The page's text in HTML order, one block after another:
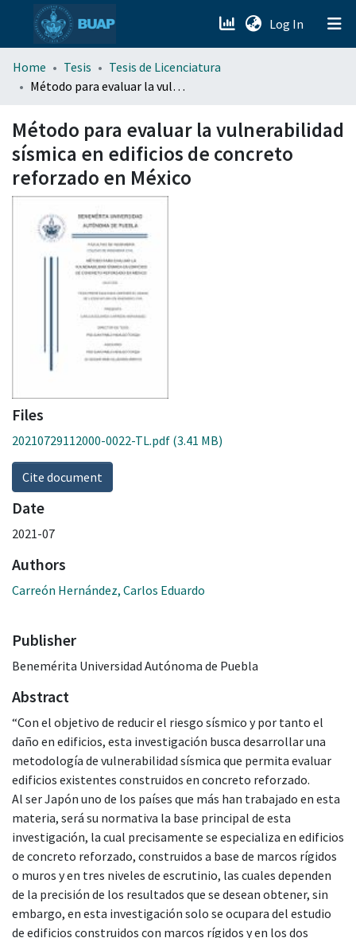
Log In (current)
menu.section.about_menu
Home Tesis
Tesis de Licenciatura
Método para evaluar la vulnerabilidad sísmica en edificios de concreto reforzado en México
Método para evaluar la vulnerabilidad
sísmica en edificios de concreto
reforzado en México
Files
20210729112000-0022-TL.pdf (3.41 MB)
Cite document
Date
2021-07
Authors
Carreón Hernández, Carlos Eduardo
Publisher
Benemérita Universidad Autónoma de Puebla
Abstract
“Con el objetivo de reducir el riesgo sísmico y por tanto el
daño en edificios, esta investigación busca desarrollar una
metodología de vulnerabilidad sísmica que permita evaluar
edificios existentes construidos en concreto reforzado.
Al ser Japón uno de los países que más han trabajado en esta
materia, será su normativa la base principal de esta
investigación, la cual precisamente se especializa en edificios
de concreto reforzado, construidos a base de marcos rígidos
o muros y en tres niveles de escrutinio, las cuales dependen
de la precisión de los resultados que se desean obtener, sin
embargo, en esta investigación solo se ocupara del estudio
de edificios construidos con marcos rígidos y en los dos